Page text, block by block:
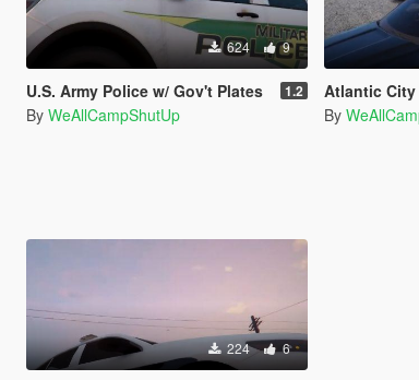
624 9
U.S. Army Police w/ Gov't Plates 1.2
By WeAllCampShutUp
Atlantic City
By
224 6